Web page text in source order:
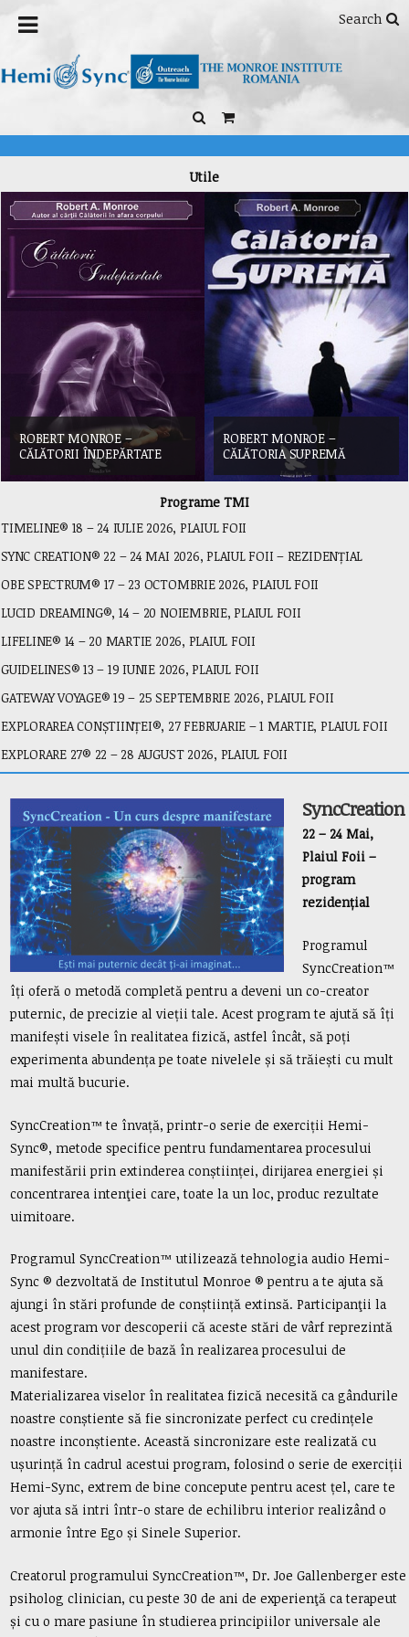
Search
Utile
ROBERT MONROE –
CĂLĂTORII ÎNDEPĂRTATE
ROBERT MONROE –
CĂLĂTORIA SUPREMĂ
Programe TMI
TIMELINE® 18 – 24 IULIE 2026, PLAIUL FOII
SYNC CREATION® 22 – 24 MAI 2026, PLAIUL FOII – REZIDENȚIAL
OBE SPECTRUM® 17 – 23 OCTOMBRIE 2026, PLAIUL FOII
LUCID DREAMING®, 14 – 20 NOIEMBRIE, PLAIUL FOII
LIFELINE® 14 – 20 MARTIE 2026, PLAIUL FOII
GUIDELINES® 13 – 19 IUNIE 2026, PLAIUL FOII
GATEWAY VOYAGE® 19 – 25 SEPTEMBRIE 2026, PLAIUL FOII
EXPLORAREA CONȘTIINȚEI®, 27 FEBRUARIE – 1 MARTIE, PLAIUL FOII
EXPLORARE 27® 22 – 28 AUGUST 2026, PLAIUL FOII
SyncCreation
22 – 24 Mai,
Plaiul Foii –
program
rezidențial
Programul
SyncCreation™
îți oferă o metodă completă pentru a deveni un co-creator
puternic, de precizie al vieții tale. Acest program te ajută să îți
manifești visele în realitatea fizică, astfel încât, să poți
experimenta abundența pe toate nivelele și să trăiești cu mult
mai multă bucurie.
SyncCreation™ te învață, printr-o serie de exerciții Hemi-
Sync®, metode specifice pentru fundamentarea procesului
manifestării prin extinderea conștiinței, dirijarea energiei și
concentrarea intenţiei care, toate la un loc, produc rezultate
uimitoare.
Programul SyncCreation™ utilizează tehnologia audio Hemi-
Sync ® dezvoltată de Institutul Monroe ® pentru a te ajuta să
ajungi în stări profunde de conștiință extinsă. Participanţii la
acest program vor descoperii că aceste stări de vârf reprezintă
unul din condițiile de bază în realizarea procesului de
manifestare.
Materializarea viselor în realitatea fizică necesită ca gândurile
noastre conștiente să fie sincronizate perfect cu credințele
noastre inconștiente. Această sincronizare este realizată cu
ușurință în cadrul acestui program, folosind o serie de exerciții
Hemi-Sync, extrem de bine concepute pentru acest țel, care te
vor ajuta să intri într-o stare de echilibru interior realizând o
armonie între Ego și Sinele Superior.
Creatorul programului SyncCreation™, Dr. Joe Gallenberger este
psiholog clinician, cu peste 30 de ani de experienţă ca terapeut
și cu o mare pasiune în studierea principiilor universale ale